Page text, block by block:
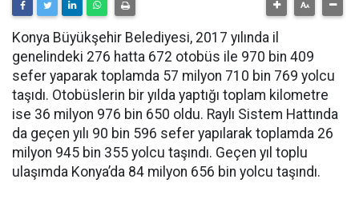
Konya Büyükşehir Belediyesi, 2017 yılında il
genelindeki 276 hatta 672 otobüs ile 970 bin 409
sefer yaparak toplamda 57 milyon 710 bin 769 yolcu
taşıdı. Otobüslerin bir yılda yaptığı toplam kilometre
ise 36 milyon 976 bin 650 oldu. Raylı Sistem Hattında
da geçen yılı 90 bin 596 sefer yapılarak toplamda 26
milyon 945 bin 355 yolcu taşındı. Geçen yıl toplu
ulaşımda Konya’da 84 milyon 656 bin yolcu taşındı.